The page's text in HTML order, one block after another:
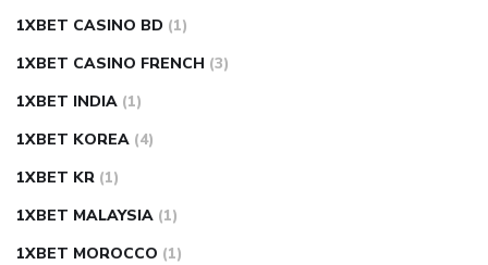
1XBET CASINO BD (1)
1XBET CASINO FRENCH (3)
1XBET INDIA (1)
1XBET KOREA (4)
1XBET KR (1)
1XBET MALAYSIA (1)
1XBET MOROCCO (1)